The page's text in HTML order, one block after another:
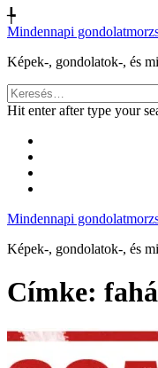
╄
Mindennapi
Képek-, gondolatok-, és
Keresés:
Hit enter after type your
Mindennapi
Képek-, gondolatok-, és
Címke: